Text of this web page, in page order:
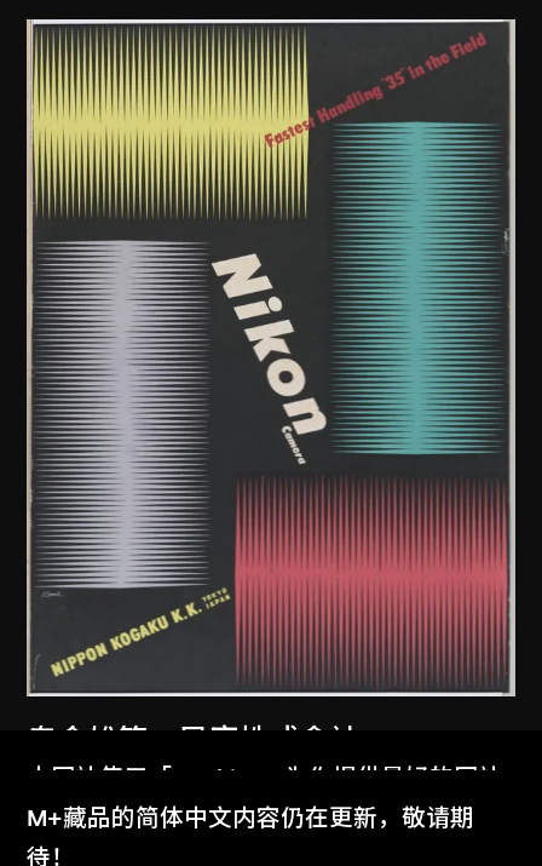
龜倉雄策
尼康株式會社
尼康相機海報
1957
本网站使用「Cookies」为你提供最好的网站
体验。
了解更多
M+藏品的简体中文内容仍在更新，敬请期
待！